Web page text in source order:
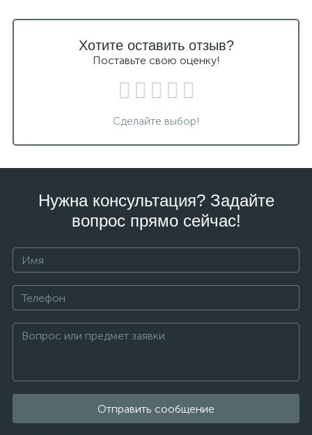
Хотите оставить отзыв?
Поставьте свою оценку!
Сделайте выбор!
Нужна консультация? Задайте
вопрос прямо сейчас!
Отправить сообщение